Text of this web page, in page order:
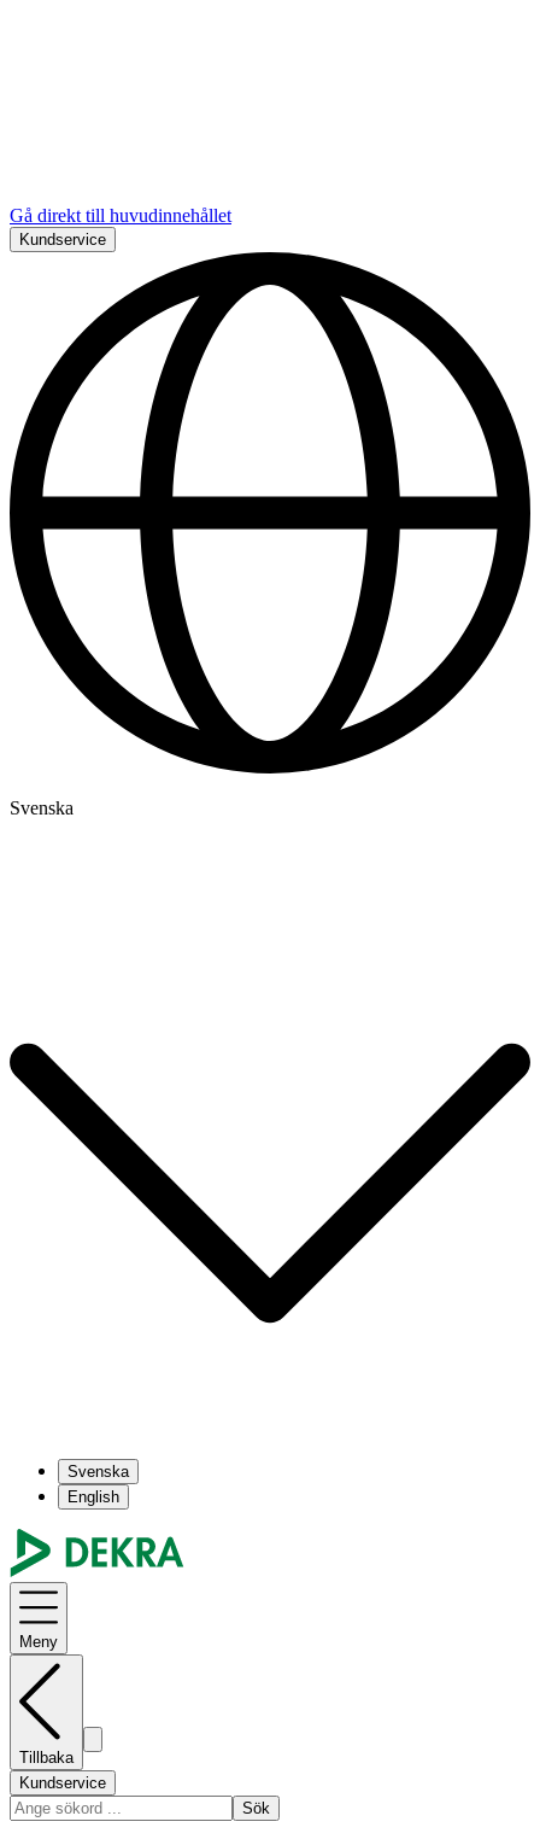
Gå direkt till huvudinnehållet
Kundservice
Svenska
Svenska
English
Meny
Tillbaka
Kundservice
Sök